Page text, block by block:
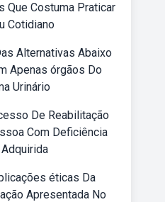
Que Costuma Praticar
Cotidiano
Alternativas Abaixo
Apenas órgãos Do
Urinário
De Reabilitação
Com Deficiência
éticas Da
Apresentada No